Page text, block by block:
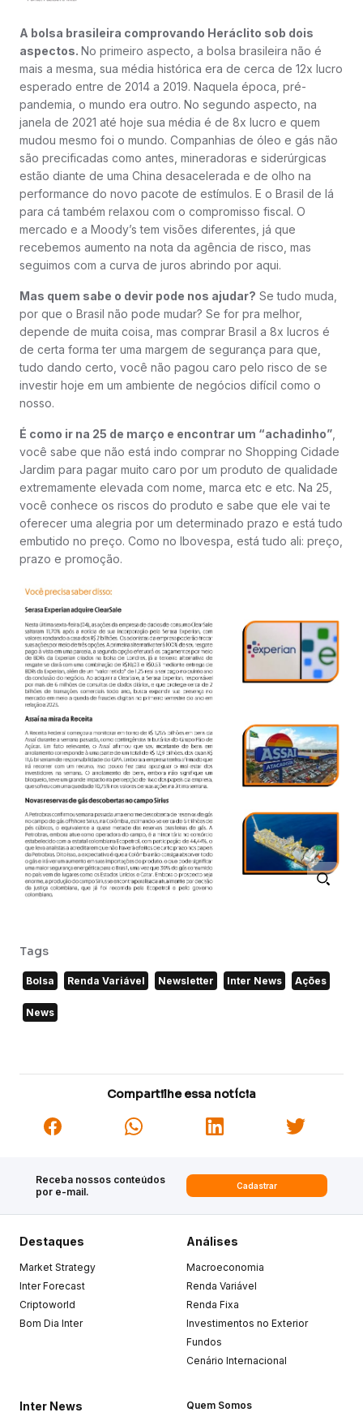
A bolsa brasileira comprovando Heráclito sob dois
aspectos. No primeiro aspecto, a bolsa brasileira não é
mais a mesma, sua média histórica era de cerca de 12x lucro
esperado entre de 2014 a 2019. Naquela época, pré-
pandemia, o mundo era outro. No segundo aspecto, na
janela de 2021 até hoje sua média é de 8x lucro e quem
mudou mesmo foi o mundo. Companhias de óleo e gás não
são precificadas como antes, mineradoras e siderúrgicas
estão diante de uma China desacelerada e de olho na
performance do novo pacote de estímulos. E o Brasil de lá
para cá também relaxou com o compromisso fiscal. O
mercado e a Moody’s tem visões diferentes, já que
recebemos aumento na nota da agência de risco, mas
seguimos com a curva de juros abrindo por aqui.
Mas quem sabe o devir pode nos ajudar? Se tudo muda,
por que o Brasil não pode mudar? Se for pra melhor,
depende de muita coisa, mas comprar Brasil a 8x lucros é
de certa forma ter uma margem de segurança para que,
tudo dando certo, você não pagou caro pelo risco de se
investir hoje em um ambiente de negócios difícil como o
nosso.
É como ir na 25 de março e encontrar um “achadinho”
você sabe que não está indo comprar no Shopping Cidade
Jardim para pagar muito caro por um produto de qualidade
extremamente elevada com nome, marca etc e etc. Na 25,
você conhece os riscos do produto e sabe que ele vai te
oferecer uma alegria por um determinado prazo e está tudo
embutido no preço. Como no Ibovespa, está tudo ali: preço,
prazo e promoção.
Tags
Bolsa Renda Variável Newsletter Inter News Ações
News
Compartilhe essa notícia
Receba nossos conteúdos
por e-mail.
Cadastrar
Destaques
Market Strategy
Inter Forecast
Criptoworld
Bom Dia Inter
Análises
Macroeconomia
Renda Variável
Renda Fixa
Investimentos no Exterior
Fundos
Cenário Internacional
Inter News Quem Somos